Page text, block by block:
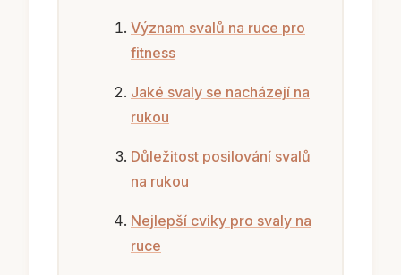
Význam svalů na ruce pro
fitness
Jaké svaly se nacházejí na
rukou
Důležitost posilování svalů
na rukou
Nejlepší cviky pro svaly na
ruce